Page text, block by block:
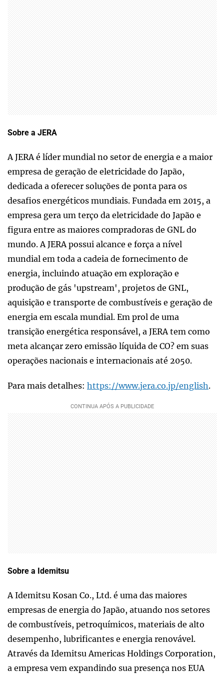
Sobre a JERA
A JERA é líder mundial no setor de energia e a maior
empresa de geração de eletricidade do Japão,
dedicada a oferecer soluções de ponta para os
desafios energéticos mundiais. Fundada em 2015, a
empresa gera um terço da eletricidade do Japão e
figura entre as maiores compradoras de GNL do
mundo. A JERA possui alcance e força a nível
mundial em toda a cadeia de fornecimento de
energia, incluindo atuação em exploração e
produção de gás 'upstream', projetos de GNL,
aquisição e transporte de combustíveis e geração de
energia em escala mundial. Em prol de uma
transição energética responsável, a JERA tem como
meta alcançar zero emissão líquida de CO? em suas
operações nacionais e internacionais até 2050.
Para mais detalhes: https://www.jera.co.jp/english.
Sobre a Idemitsu
A Idemitsu Kosan Co., Ltd. é uma das maiores
empresas de energia do Japão, atuando nos setores
de combustíveis, petroquímicos, materiais de alto
desempenho, lubrificantes e energia renovável.
Através da Idemitsu Americas Holdings Corporation,
a empresa vem expandindo sua presença nos EUA